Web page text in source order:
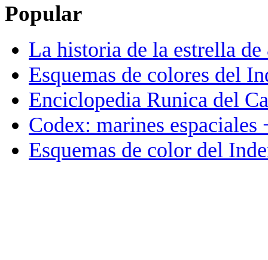
Popular
La historia de la estrella de
Esquemas de colores del
Enciclopedia Runica del
Codex: marines espaciales
Esquemas de color del